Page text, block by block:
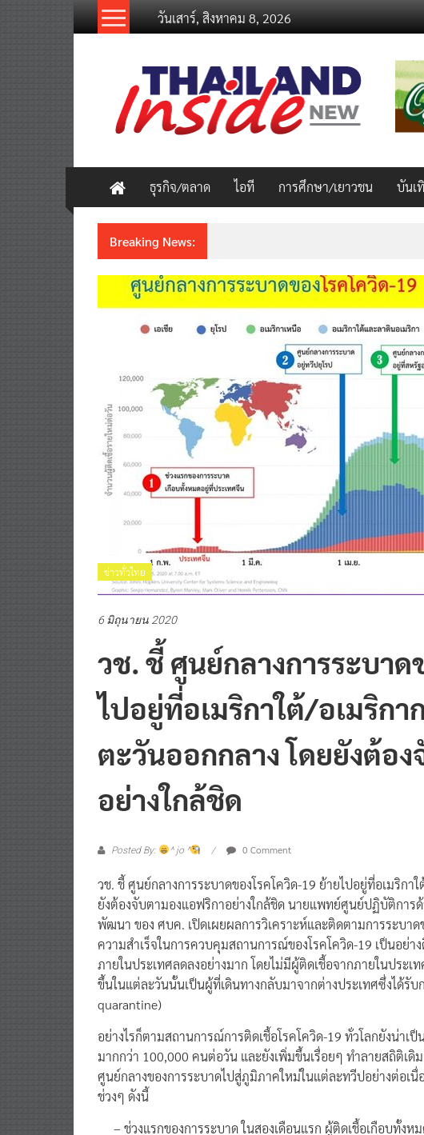
วันเสาร์, สิงหาคม 8, 2026
thailandinsidenew.com
Thailand
Inside
New
ธุรกิจ/ตลาด ไอที การศึกษา/เยาวชน บันเ
Breaking News:
ข่าวทั่วไทย
6 มิถุนายน 2020
วช. ชี้ ศูนย์กลางการระบาด
ไปอยู่ที่อเมริกาใต้/อเมริกา
ตะวันออกกลาง โดยยังต้อ
อย่างใกล้ชิด
Posted By: ^ jo ^ 0 Comment
วช. ชี้ ศูนย์กลางการระบาดของโรคโควิด-19 ย้ายไปอยู่ที่อเมริกา
ยังต้องจับตามองแอฟริกาอย่างใกล้ชิด นายแพทย์ศูนย์ปฏิบัติการ
พัฒนา ของ ศบค. เปิดเผยผลการวิเคราะห์และติดตามการระบาด
ความสำเร็จในการควบคุมสถานการณ์ของโรคโควิด-19 เป็นอย่
ภายในประเทศลดลงอย่างมาก โดยไม่มีผู้ติดเชื้อจากภายในประ
ขึ้นในแต่ละวันนั้นเป็นผู้ที่เดินทางกลับมาจากต่างประเทศซึ่งได้รั
quarantine)
อย่างไรก็ตามสถานการณ์การติดเชื้อโรคโควิด-19 ทั่วโลกยังน่าเ
มากกว่า 100,000 คนต่อวัน และยังเพิ่มขึ้นเรื่อยๆ ทำลายสถิติเดิ
ศูนย์กลางของการระบาดไปสู่ภูมิภาคใหม่ในแต่ละทวีปอย่างต่อเ
ช่วงๆ ดังนี้
– ช่วงแรกของการระบาด ในสองเดือนแรก ผู้ติดเชื้อเกือบทั้งห